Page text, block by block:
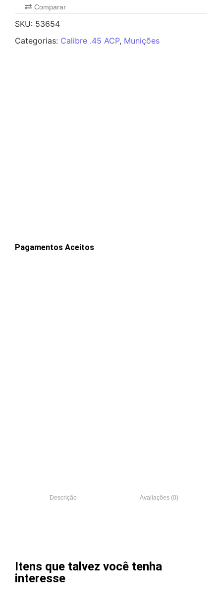
Comparar
SKU: 53654
Categorias: Calibre .45 ACP, Munições
Pagamentos Aceitos
Descrição Avaliações (0)
Itens que talvez você tenha
interesse